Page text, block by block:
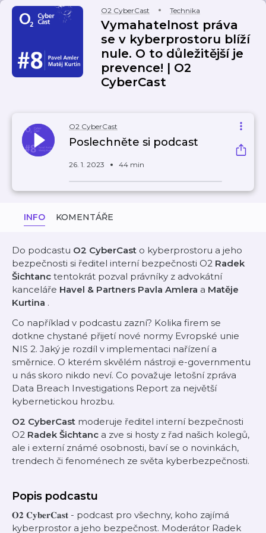
O2 CyberCast Technika
Vymahatelnost práva
se v kyberprostoru blíží
nule. O to důležitější je
prevence! | O2
CyberCast
O2 CyberCast
Poslechněte si podcast
26. 1. 2023 44 min
INFO KOMENTÁŘE
Do podcastu O2 CyberCast o kyberprostoru a jeho
bezpečnosti si ředitel interní bezpečnosti O2 Radek
Šichtanc tentokrát pozval právníky z advokátní
kanceláře Havel & Partners Pavla Amlera a Matěje
Kurtina .
Co například v podcastu zazní? Kolika firem se
dotkne chystané přijetí nové normy Evropské unie
NIS 2. Jaký je rozdíl v implementaci nařízení a
směrnice. O kterém skvělém nástroji e-governmentu
u nás skoro nikdo neví. Co považuje letošní zpráva
Data Breach Investigations Report za největší
kybernetickou hrozbu.
O2 CyberCast moderuje ředitel interní bezpečnosti
O2 Radek Šichtanc a zve si hosty z řad našich kolegů,
ale i externí známé osobnosti, baví se o novinkách,
trendech či fenoménech ze světa kyberbezpečnosti.
Popis podcastu
𝐎𝟐 𝐂𝐲𝐛𝐞𝐫𝐂𝐚𝐬𝐭 - podcast pro všechny, koho zajímá
kyberprostor a jeho bezpečnost. Moderátor Radek